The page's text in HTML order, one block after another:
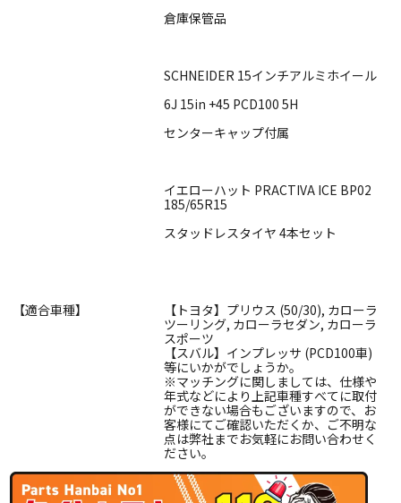
倉庫保管品
SCHNEIDER 15インチアルミホイール
6J 15in +45 PCD100 5H
センターキャップ付属
イエローハット PRACTIVA ICE BP02
185/65R15
スタッドレスタイヤ 4本セット
【適合車種】
【トヨタ】プリウス (50/30), カローラ
ツーリング, カローラセダン, カローラ
スポーツ
【スバル】インプレッサ (PCD100車)
等にいかがでしょうか。
※マッチングに関しましては、仕様や
年式などにより上記車種すべてに取付
ができない場合もございますので、お
客様にてご確認いただくか、ご不明な
点は弊社までお気軽にお問い合わせく
ださい。